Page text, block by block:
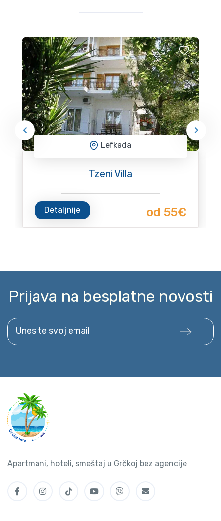
Lefkada
Tzeni Villa
Detaljnije od 55€
Prijava na besplatne novosti
Unesite svoj email
Apartmani, hoteli, smeštaj u Grčkoj bez agencije